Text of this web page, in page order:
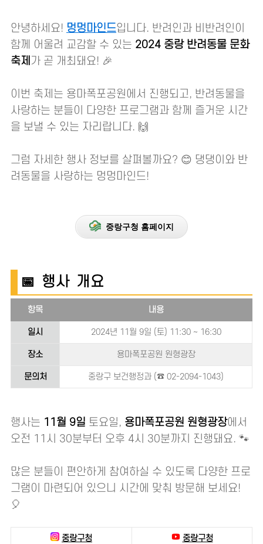
안녕하세요! 멍멍마인드입니다. 반려인과 비반려인이
함께 어울려 교감할 수 있는 2024 중랑 반려동물 문화
축제 가 곧 개최돼요! 🎉
이번 축제는 용마폭포공원에서 진행되고, 반려동물을
사랑하는 분들이 다양한 프로그램과 함께 즐거운 시간
을 보낼 수 있는 자리랍니다. 🙌
그럼 자세한 행사 정보를 살펴볼까요? 😊 댕댕이와 반
려동물을 사랑하는 멍멍마인드!
중랑구청 홈페이지
📅 행사 개요
항목 내용
일시 2024년 11월 9일 (토) 11:30 ~ 16:30
장소 용마폭포공원 원형광장
문의처 중랑구 보건행정과 (☎ 02-2094-1043)
행사는 11월 9일 토요일, 용마폭포공원 원형광장에서
오전 11시 30분부터 오후 4시 30분까지 진행돼요. 🐾
많은 분들이 편안하게 참여하실 수 있도록 다양한 프로
그램이 마련되어 있으니 시간에 맞춰 방문해 보세요!
🎈
중랑구청 중랑구청